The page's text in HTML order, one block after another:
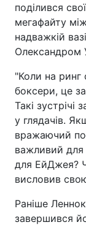
поділився
мегафайту
надважкій
Олександром
"Коли на ринг
боксери, це
Такі
у глядачів.
вражаючий
важливий для
для ЕйДжея?
висловив
Раніше
завершився